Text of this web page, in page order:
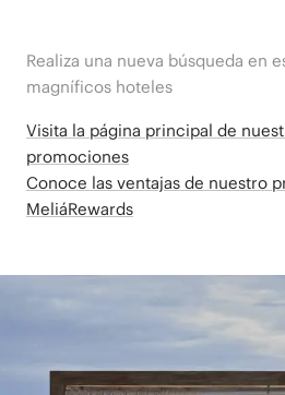
Realiza una nueva búsqueda en
magníficos hoteles
Visita la página principal de
promociones
Conoce las ventajas de nuestro
MeliáRewards